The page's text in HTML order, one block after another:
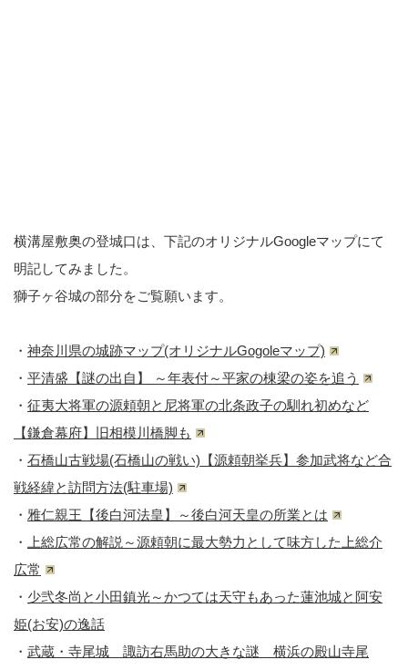
横溝屋敷奥の登城口は、下記のオリジナルGoogleマップにて
明記してみました。
獅子ヶ谷城の部分をご覧願います。
・ 神奈川県の城跡マップ(オリジナルGogoleマップ)
・ 平清盛【謎の出自】 ～年表付～平家の棟梁の姿を追う
・ 征夷大将軍の源頼朝と尼将軍の北条政子の馴れ初めなど
【鎌倉幕府】旧相模川橋脚も
・ 石橋山古戦場(石橋山の戦い)【源頼朝挙兵】参加武将など合
戦経緯と訪問方法(駐車場)
・ 雅仁親王【後白河法皇】～後白河天皇の所業とは
・
上総広常の解説～源頼朝に最大勢力として味方した上総介
広常
・ 少弐冬尚と小田鎮光～かつては天守もあった蓮池城と阿安
姫(お安)の逸話
・ 武蔵・寺尾城 諏訪右馬助の大きな謎 横浜の殿山寺尾